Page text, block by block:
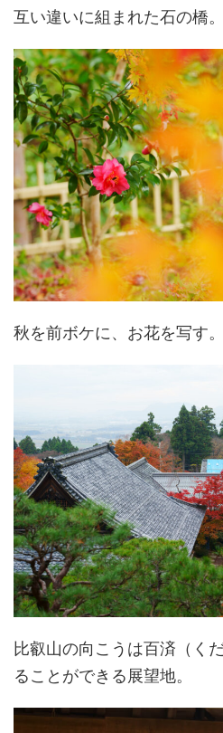
互い違いに組まれた石の橋。
秋を前ボケに、お花を写す。
比叡山の向こうは百済（く
ることができる展望地。